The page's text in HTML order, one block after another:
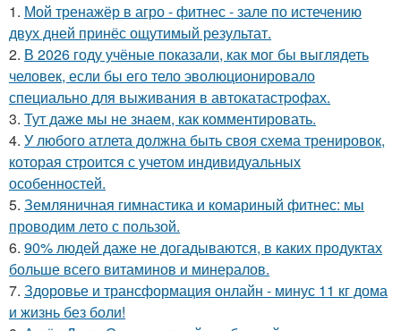
1. Мой тренажёр в агро - фитнес - зале по истечению
двух дней принёс ощутимый результат.
2. В 2026 году учёные показали, как мог бы выглядеть
человек, если бы его тело эволюционировало
специально для выживания в автокатастpoфах.
3. Тут даже мы не знаем, как комментировать.
4. У любого атлета должна быть своя схема тренировок,
которая строится с учетом индивидуальных
особенностей.
5. Земляничная гимнастика и комариный фитнес: мы
проводим лето с пользой.
6. 90% людей даже не догадываются, в каких продуктах
больше всего витаминов и минералов.
7. Здоровье и трансформация онлайн - минус 11 кг дома
и жизнь без боли!